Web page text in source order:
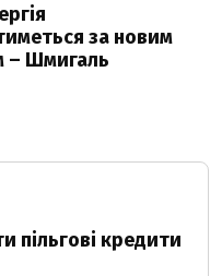
за новим
– Шмигаль
пільгові кредити